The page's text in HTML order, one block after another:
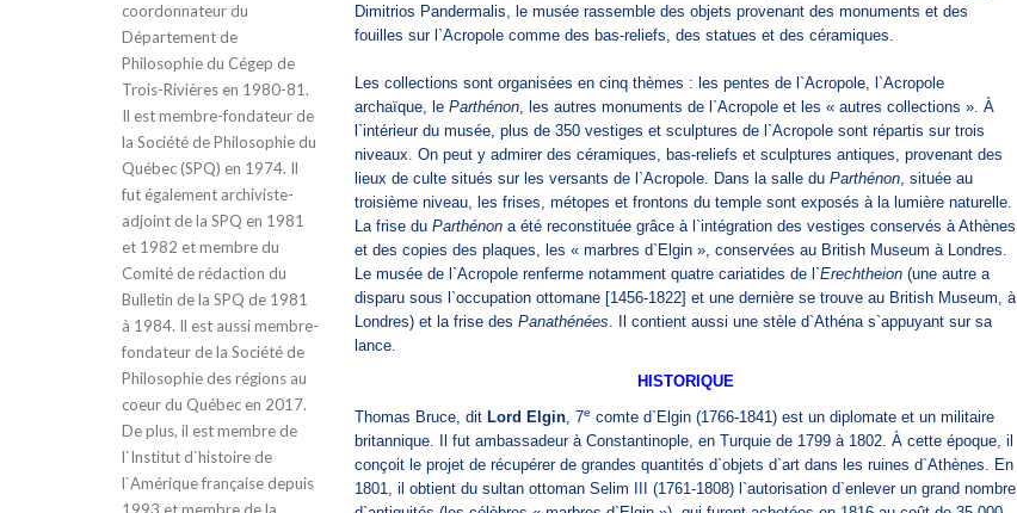
coordonnateur du
Département de
Philosophie du Cégep de
Trois-Rivières en 1980-81.
Il est membre-fondateur de
la Société de Philosophie du
Québec (SPQ) en 1974. Il
fut également archiviste-
adjoint de la SPQ en 1981
et 1982 et membre du
Comité de rédaction du
Bulletin de la SPQ de 1981
à 1984. Il est aussi membre-
fondateur de la Société de
Philosophie des régions au
coeur du Québec en 2017.
De plus, il est membre de
l`Institut d`histoire de
l`Amérique française depuis
Dimitrios Pandermalis, le musée rassemble des objets provenant des monuments et des
fouilles sur l`Acropole comme des bas-reliefs, des statues et des céramiques.
Les collections sont organisées en cinq thèmes : les pentes de l`Acropole, l`Acropole
archaïque, le Parthénon, les autres monuments de l`Acropole et les « autres collections ». À
l`intérieur du musée, plus de 350 vestiges et sculptures de l`Acropole sont répartis sur trois
niveaux. On peut y admirer des céramiques, bas-reliefs et sculptures antiques, provenant des
lieux de culte situés sur les versants de l`Acropole. Dans la salle du Parthénon, située au
troisième niveau, les frises, métopes et frontons du temple sont exposés à la lumière naturelle.
La frise du Parthénon a été reconstituée grâce à l`intégration des vestiges conservés à Athènes
et des copies des plaques, les « marbres d`Elgin », conservées au British Museum à Londres.
Le musée de l`Acropole renferme notamment quatre cariatides de l`Erechtheion (une autre a
disparu sous l`occupation ottomane [1456-1822] et une dernière se trouve au British Museum, à
Londres) et la frise des Panathénées. Il contient aussi une stèle d`Athéna s`appuyant sur sa
lance.
HISTORIQUE
Thomas Bruce, dit Lord Elgin, 7e comte d`Elgin (1766-1841) est un diplomate et un militaire
britannique. Il fut ambassadeur à Constantinople, en Turquie de 1799 à 1802. À cette époque, il
conçoit le projet de récupérer de grandes quantités d`objets d`art dans les ruines d`Athènes. En
1801, il obtient du sultan ottoman Selim III (1761-1808) l`autorisation d`enlever un grand nombre